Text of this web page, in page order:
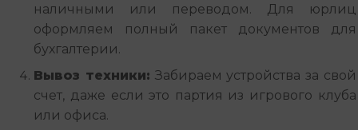
наличными или переводом. Для юрлиц
оформляем полный пакет документов для
бухгалтерии.
Вывоз техники: Забираем устройства за свой
счет, даже если это партия из игрового клуба
или офиса.